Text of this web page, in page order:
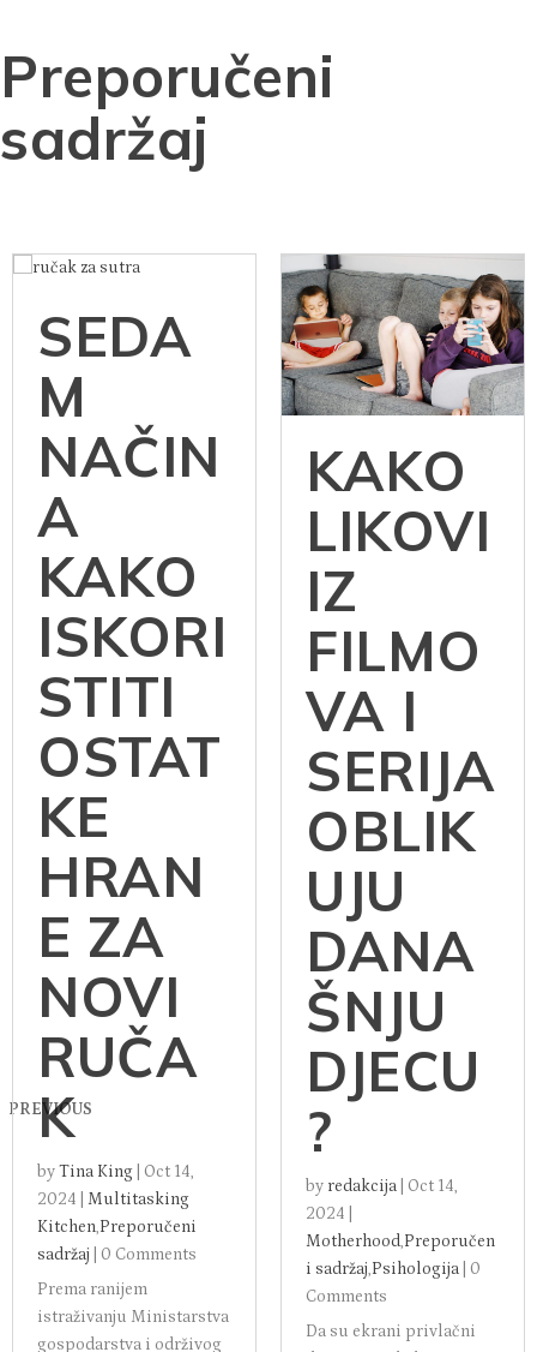
Preporučeni
sadržaj
PREVIOUS
SEDA
M
NAČIN
A
KAKO
ISKORI
STITI
OSTAT
KE
HRAN
E ZA
NOVI
RUČA
K
byTina King
Oct 14,
2024
Multitasking
Kitchen,Preporučeni
sadržaj
0 Comments
Prema ranijem
istraživanju Ministarstva
gospodarstva i održivog
KAKO
LIKOVI
IZ
FILMO
VA I
SERIJA
OBLIK
UJU
DANA
ŠNJU
DJECU
?
by redakcija
Oct 14,
2024
Motherhood,Preporučen
i sadržaj,Psihologija
0
Comments
Da su ekrani privlačni